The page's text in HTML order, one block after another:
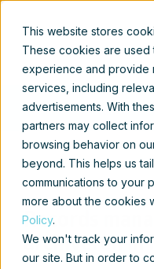
This website stores
These cookies are
experience and provide
services, including
advertisements. With
partners may collect
browsing behavior on
beyond. This helps us
communications to your
more about the cookies
Policy.
We won't track your
our site. But in order to
Records
archiveren in